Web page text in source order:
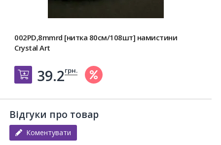
002PD,8mmrd [нитка 80см/108шт] намистини
Crystal Art
Добавить в корзину
39.2грн.
Відгуки про товар
Коментувати